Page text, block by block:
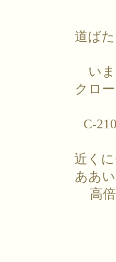
道ば
い
クロ
C-
近く
ああ
高